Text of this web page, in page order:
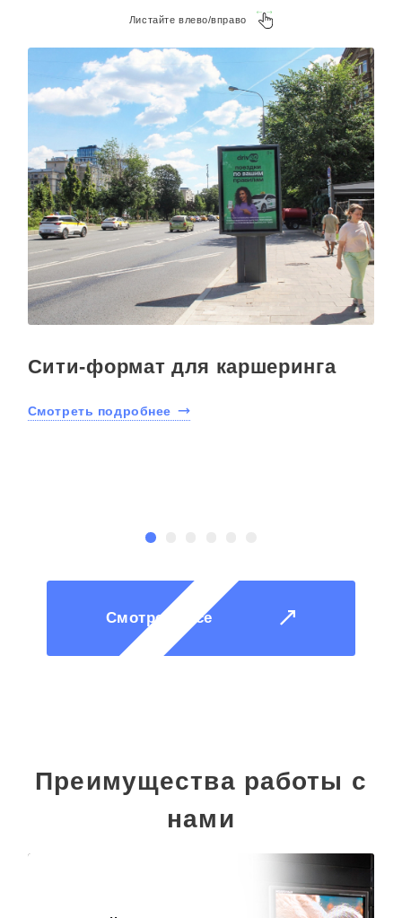
Листайте влево/вправо
Сити-формат для каршеринга
Смотреть подробнее
Смотреть все
Преимущества работы с
нами